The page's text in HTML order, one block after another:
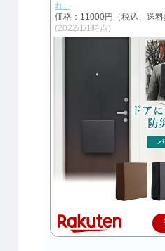
れ...
価格：11000円（税込、送
(2022/1/1時点)